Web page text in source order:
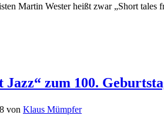
Martin Wester heißt zwar „Short tales
zum 100.
von Klaus Mümpfer